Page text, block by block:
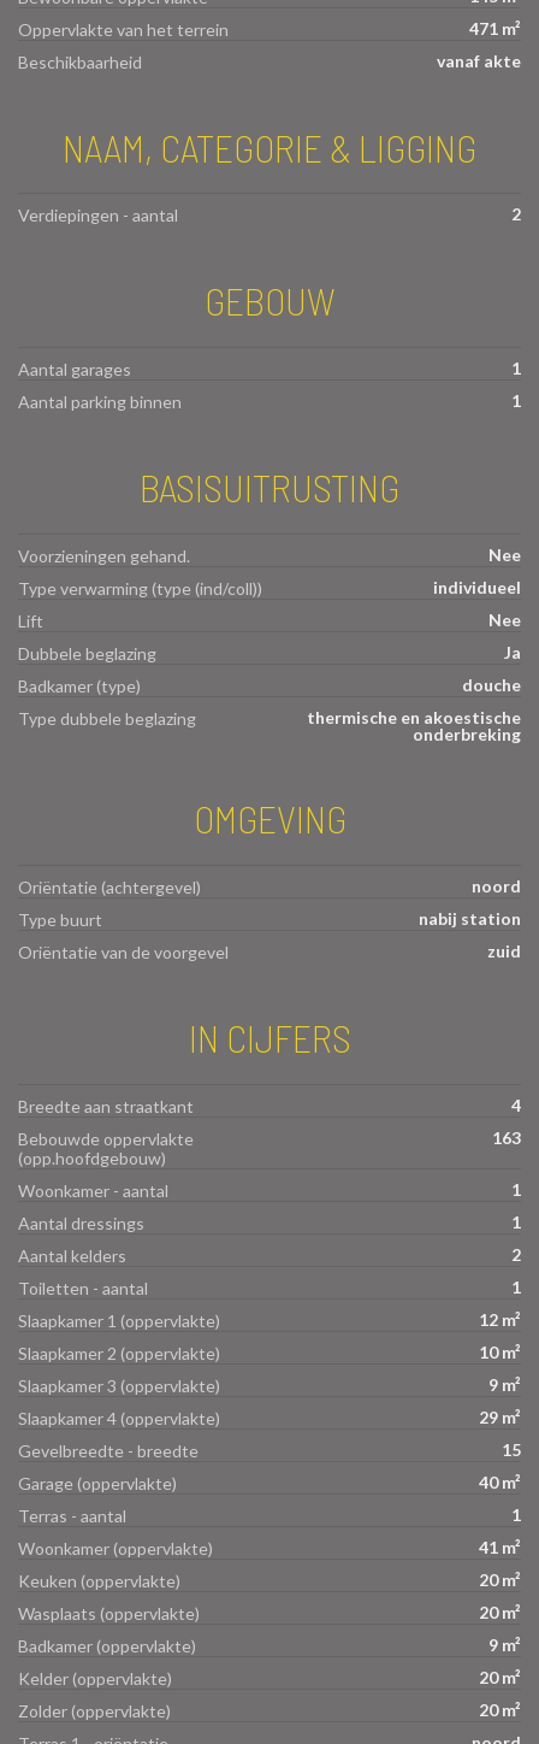
Oppervlakte van het terrein
471 m²
Beschikbaarheid
vanaf akte
NAAM, CATEGORIE & LIGGING
Verdiepingen - aantal 2
GEBOUW
Aantal garages
1
Aantal parking binnen
1
BASISUITRUSTING
Voorzieningen gehand.
Nee
Type verwarming (type (ind/coll))
individueel
Lift
Nee
Dubbele beglazing
Ja
Badkamer (type)
douche
Type dubbele beglazing
thermische en akoestische
onderbreking
OMGEVING
Oriëntatie (achtergevel)
noord
Type buurt
nabij station
Oriëntatie van de voorgevel
zuid
IN CIJFERS
Breedte aan straatkant
4
Bebouwde oppervlakte
(opp.hoofdgebouw)
163
Woonkamer - aantal
1
Aantal dressings
1
Aantal kelders
2
Toiletten - aantal
1
Slaapkamer 1 (oppervlakte)
12 m²
Slaapkamer 2 (oppervlakte)
10 m²
Slaapkamer 3 (oppervlakte)
9 m²
Slaapkamer 4 (oppervlakte)
29 m²
Gevelbreedte - breedte
15
Garage (oppervlakte)
40 m²
Terras - aantal
1
Woonkamer (oppervlakte)
41 m²
Keuken (oppervlakte)
20 m²
Wasplaats (oppervlakte)
20 m²
Badkamer (oppervlakte)
9 m²
Kelder (oppervlakte)
20 m²
Zolder (oppervlakte)
20 m²